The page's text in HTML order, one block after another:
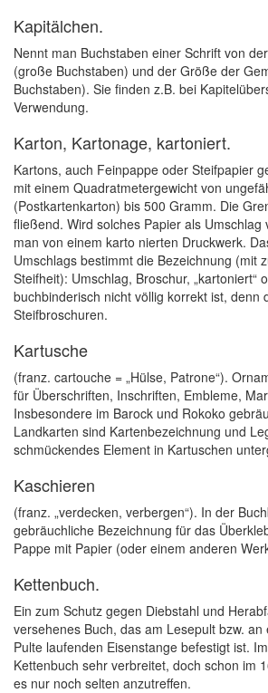
Kapitälchen.
Nennt man Buchstaben einer Schrift von
(große Buchstaben) und der Größe der
Buchstaben). Sie finden z.B. bei
Verwendung.
Karton, Kartonage, kartoniert.
Kartons, auch Feinpappe oder Steifpapier
mit einem Quadratmetergewicht von
(Postkartenkarton) bis 500 Gramm. Die
fließend. Wird solches Papier als Umschlag
man von einem karto nierten Druckwerk.
Umschlags bestimmt die Bezeichnung (mit
Steifheit): Umschlag, Broschur, „kartoniert“
buchbinderisch nicht völlig korrekt ist, denn
Steifbroschuren.
Kartusche
(franz. cartouche = „Hülse, Patrone“).
für Überschriften, Inschriften, Embleme,
Insbesondere im Barock und Rokoko
Landkarten sind Kartenbezeichnung und
schmückendes Element in Kartuschen
Kaschieren
(franz. „verdecken, verbergen“). In der
gebräuchliche Bezeichnung für das
Pappe mit Papier (oder einem anderen
Kettenbuch.
Ein zum Schutz gegen Diebstahl und
versehenes Buch, das am Lesepult bzw.
Pulte laufenden Eisenstange befestigt ist.
Kettenbuch sehr verbreitet, doch schon im
es nur noch selten anzutreffen.